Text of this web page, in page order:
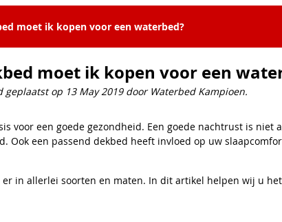
moet ik kopen voor een waterbed?
moet ik kopen voor een
op 13 May 2019 door Waterbed Kampioen.
voor een goede gezondheid. Een goede nachtrust is niet
Ook een passend dekbed heeft invloed op uw
er in allerlei soorten en maten. In dit artikel helpen wij u